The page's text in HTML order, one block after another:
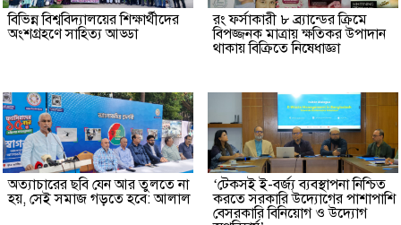
বিভিন্ন বিশ্ববিদ্যালয়ের শিক্ষার্থীদের
অংশগ্রহণে সাহিত্য আড্ডা
রং ফর্সাকারী ৮ ব্র্যান্ডের ক্রিমে
বিপজ্জনক মাত্রায় ক্ষতিকর উপাদান
থাকায় বিক্রিতে নিষেধাজ্ঞা
অত্যাচারের ছবি যেন আর তুলতে না
হয়, সেই সমাজ গড়তে হবে: আলাল
‘টেকসই ই-বর্জ্য ব্যবস্থাপনা নিশ্চিত
করতে সরকারি উদ্যোগের পাশাপাশি
বেসরকারি বিনিয়োগ ও উদ্যোগ